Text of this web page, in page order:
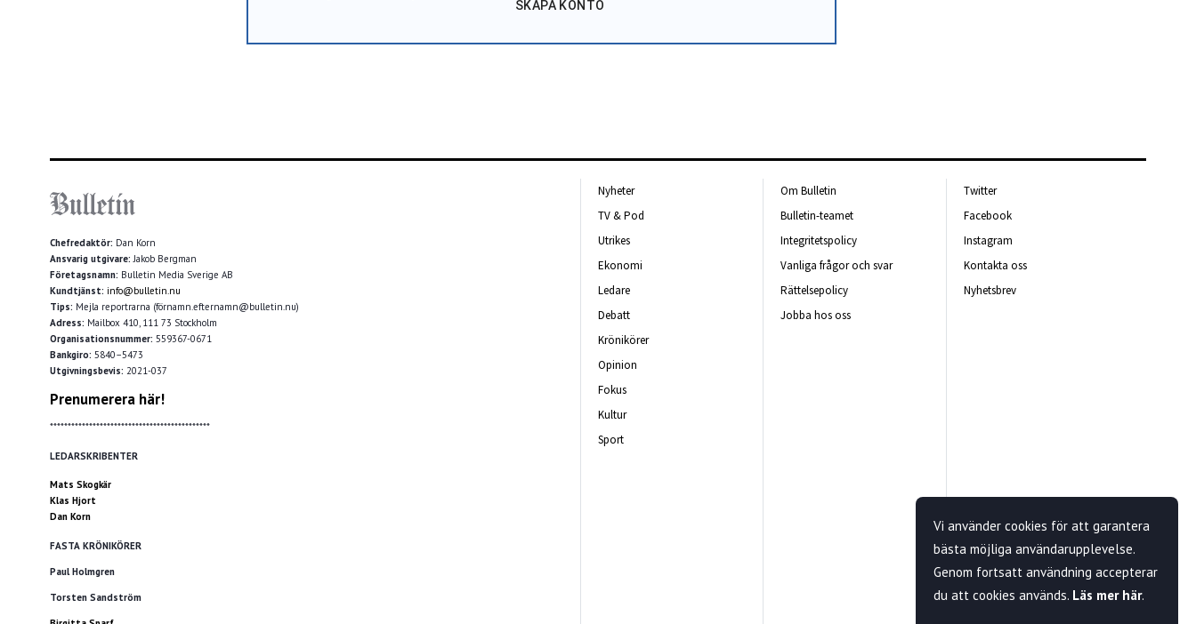
SKAPA KONTO
Chefredaktör: Dan Korn
Ansvarig utgivare:Jakob Bergman
Företagsnamn: Bulletin Media Sverige AB
Kundtjänst: info@bulletin.nu
Tips: Mejla reportrarna (förnamn.efternamn@bulletin.nu)
Adress: Mailbox 410, 111 73 Stockholm
Organisationsnummer: 559367-0671
Bankgiro: 5840–5473
Utgivningsbevis: 2021-037
Prenumerera här!
*********************************************
LEDARSKRIBENTER
Mats Skogkär
Klas Hjort
Dan Korn
FASTA KRÖNIKÖRER
Paul Holmgren
Torsten Sandström
Nyheter
TV & Pod
Utrikes
Ekonomi
Ledare
Debatt
Krönikörer
Opinion
Fokus
Kultur
Sport
Om Bulletin
Bulletin-teamet
Integritetspolicy
Vanliga frågor och svar
Rättelsepolicy
Jobba hos oss
Twitter
Facebook
Instagram
Kontakta oss
Nyhetsbrev
Vi använder cookies för att garantera
bästa möjliga användarupplevelse.
Genom fortsatt användning accepterar
du att cookies används. Läs mer här.